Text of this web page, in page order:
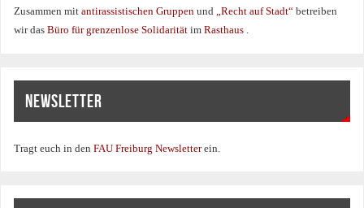
Zusammen mitantirassistischen Gruppenund „Recht auf Stadt“betreiben
wir dasBüro für grenzenlose SolidaritätimRasthaus .
NEWSLETTER
Tragt euch in denFAU Freiburg Newsletterein.